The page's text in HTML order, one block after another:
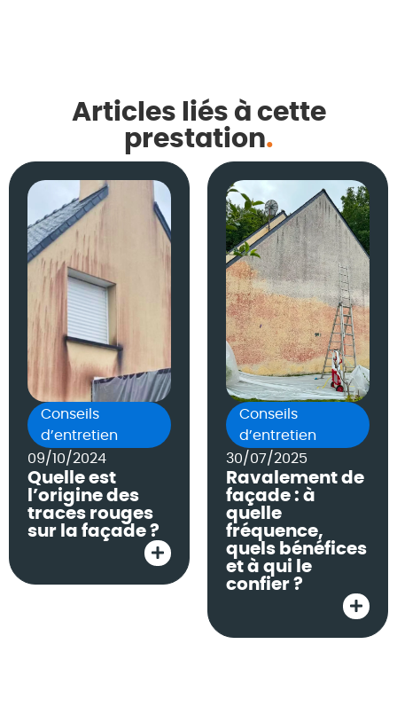
Articles liés à cette
prestation.
Conseils
d’entretien
09/10/2024
Quelle est
l’origine des
traces rouges
sur la façade ?
Conseils
d’entretien
30/07/2025
Ravalement de
façade : à
quelle
fréquence,
quels bénéfices
et à qui le
confier ?